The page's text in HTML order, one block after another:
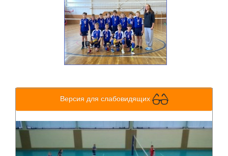
Версия для слабовидящих
Previous Next